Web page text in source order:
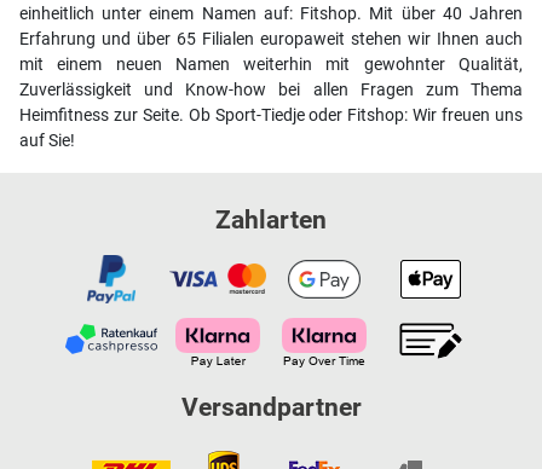
einheitlich unter einem Namen auf: Fitshop. Mit über 40 Jahren
Erfahrung und über 65 Filialen europaweit stehen wir Ihnen auch
mit einem neuen Namen weiterhin mit gewohnter Qualität,
Zuverlässigkeit und Know-how bei allen Fragen zum Thema
Heimfitness zur Seite. Ob Sport-Tiedje oder Fitshop: Wir freuen uns
auf Sie!
Zahlarten
Versandpartner